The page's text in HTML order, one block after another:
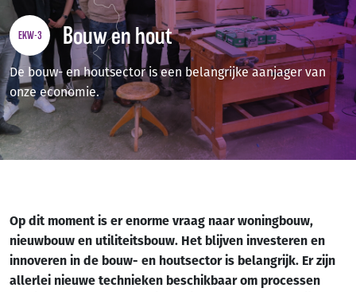
EKW-3 Bouw en hout
De bouw- en houtsector is een belangrijke aanjager van
onze economie.
Op dit moment is er enorme vraag naar woningbouw,
nieuwbouw en utiliteitsbouw. Het blijven investeren en
innoveren in de bouw- en houtsector is belangrijk. Er zijn
allerlei nieuwe technieken beschikbaar om processen